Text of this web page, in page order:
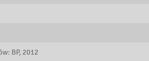
BP, 2012